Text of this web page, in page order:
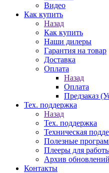
Видео
Как купить
Назад
Как купить
Наши дилеры
Гарантия на товар
Доставка
Оплата
Назад
Оплата
Предзаказ
Тех. поддержка
Назад
Тех. поддержка
Техническая
Полезные
Плееры для
Архив
Контакты